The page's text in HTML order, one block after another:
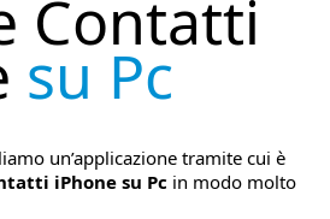
Contatti
su Pc
un’applicazione tramite cui è
iPhone su Pc in modo molto